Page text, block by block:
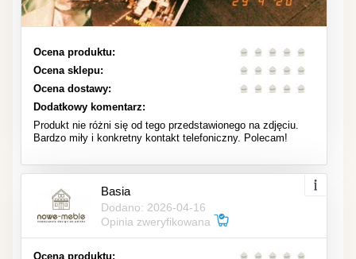
Ocena produktu:
Ocena sklepu:
Ocena dostawy:
Dodatkowy komentarz:
Produkt nie różni się od tego przedstawionego na zdjęciu.
Bardzo miły i konkretny kontakt telefoniczny. Polecam!
Basia
Dodano: 2026-04-16
Opinia zweryfikowana
Ocena produktu: